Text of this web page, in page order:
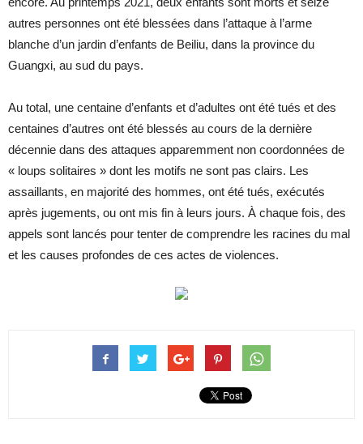
autres personnes ont été blessées dans l’attaque à l’arme
blanche d’un jardin d’enfants de Beiliu, dans la province du
Guangxi, au sud du pays.
Au total, une centaine d’enfants et d’adultes ont été tués et des
centaines d’autres ont été blessés au cours de la dernière
décennie dans des attaques apparemment non coordonnées de
« loups solitaires » dont les motifs ne sont pas clairs. Les
assaillants, en majorité des hommes, ont été tués, exécutés
après jugements, ou ont mis fin à leurs jours. À chaque fois, des
appels sont lancés pour tenter de comprendre les racines du mal
et les causes profondes de ces actes de violences.